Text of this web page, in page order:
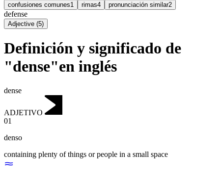
confusiones comunes1 rimas4 pronunciación similar2
defense
Adjective (5)
Definición y significado de
"dense"en inglés
dense
ADJETIVO
01
denso
containing plenty of things or people in a small space